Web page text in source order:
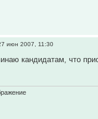
июн 2007, 11:30
кандидатам, что